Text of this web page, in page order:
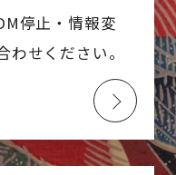
停止・情報変
せください。